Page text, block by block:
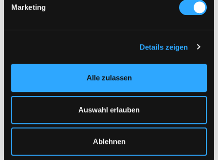
Marketing
Details zeigen
Alle zulassen
Auswahl erlauben
Ablehnen